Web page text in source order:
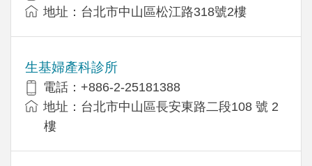
地址：台北市中山區松江路318號2樓
生基婦產科診所
電話：+886-2-25181388
地址：台北市中山區長安東路二段108 號 2
樓